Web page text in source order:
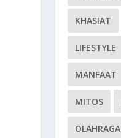
KHASIAT
LIFESTYLE
MANFAAT
MITOS
OLAHRAGA